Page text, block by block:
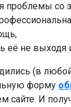
проблемы со
её не выходя
(в
форму
сайте. И